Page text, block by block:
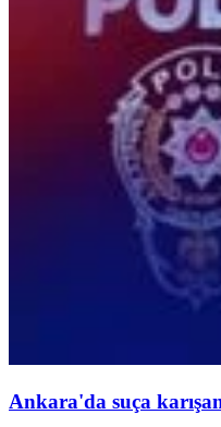
Ankara'da suça